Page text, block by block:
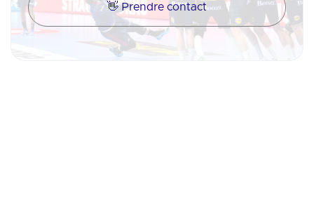
👋 Prendre contact